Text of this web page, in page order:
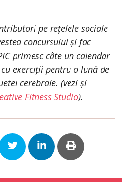
pe rețelele sociale
concursului și fac
primesc câte un calendar
exerciții pentru o lună de
cerebrale. (vezi și
Fitness Studio).